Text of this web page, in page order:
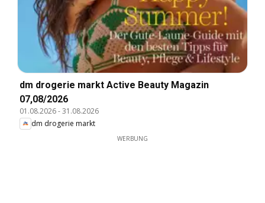
dm drogerie markt Active Beauty Magazin
07,08/2026
01.08.2026-31.08.2026
dm drogerie markt
WERBUNG